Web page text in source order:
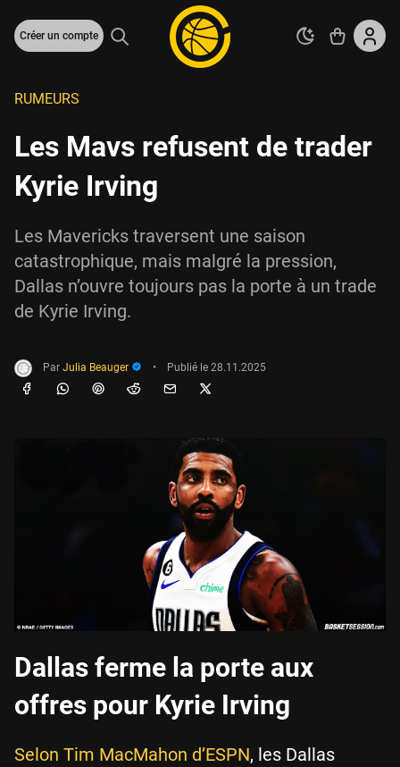
Créer un compte
RUMEURS
Les Mavs refusent de trader
Kyrie Irving
Les Mavericks traversent une saison
catastrophique, mais malgré la pression,
Dallas n’ouvre toujours pas la porte à un trade
de Kyrie Irving.
Par Julia Beauger • Publié le 28.11.2025
Dallas ferme la porte aux
offres pour Kyrie Irving
Selon Tim MacMahon d’ESPN, les Dallas